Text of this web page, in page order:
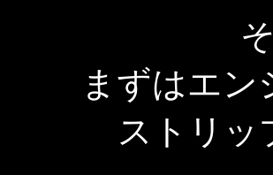
まずはエン
ストリッ